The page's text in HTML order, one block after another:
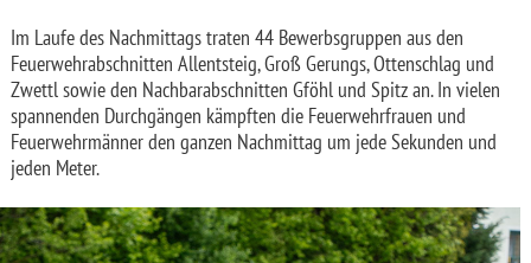
Im Laufe des Nachmittags traten 44 Bewerbsgruppen aus den
Feuerwehrabschnitten Allentsteig, Groß Gerungs, Ottenschlag und
Zwettl sowie den Nachbarabschnitten Gföhl und Spitz an. In vielen
spannenden Durchgängen kämpften die Feuerwehrfrauen und
Feuerwehrmänner den ganzen Nachmittag um jede Sekunden und
jeden Meter.